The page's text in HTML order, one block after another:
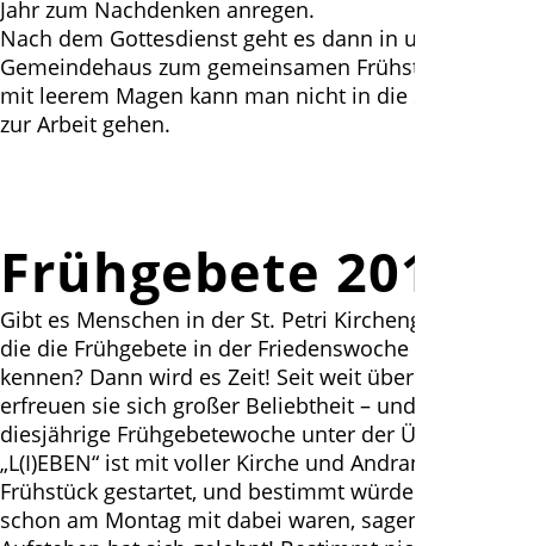
Jahr zum Nachdenken anregen.
Nach dem Gottesdienst geht es dann in unserer
Gemeindehaus zum gemeinsamen Frühstück. Denn
mit leerem Magen kann man nicht in die Schule oder
zur Arbeit gehen.
Frühgebete 2019
Gibt es Menschen in der St. Petri Kirchengemeinde,
die die Frühgebete in der Friedenswoche noch nicht
kennen? Dann wird es Zeit! Seit weit über 30 Jahren
erfreuen sie sich großer Beliebtheit – und die
diesjährige Frühgebetewoche unter der Überschrift
„L(I)EBEN“ ist mit voller Kirche und Andrang beim
Frühstück gestartet, und bestimmt würden viele, die
schon am Montag mit dabei waren, sagen: das frühe